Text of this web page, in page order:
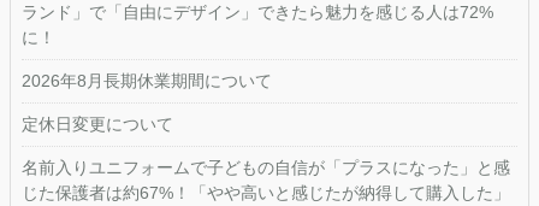
ランド」で「自由にデザイン」できたら魅力を感じる人は72%
に！
2026年8月長期休業期間について
定休日変更について
名前入りユニフォームで子どもの自信が「プラスになった」と感
じた保護者は約67%！「やや高いと感じたが納得して購入した」